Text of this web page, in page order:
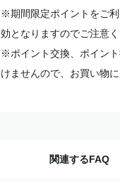
※期間限定ポイントをご
効となりますのでご注意く
※ポイント交換、ポイン
けませんので、お買い物に
関連するFAQ